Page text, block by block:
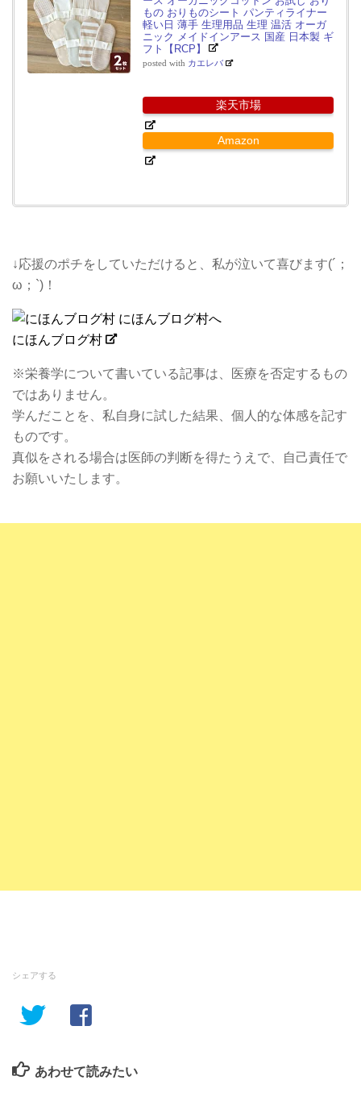
もの おりものシート パンティライナー
軽い日 薄手 生理用品 生理 温活 オーガ
ニック メイドインアース 国産 日本製 ギ
フト【RCP】
posted with カエレバ
楽天市場
Amazon
↓応援のポチをしていただけると、私が泣いて喜びます(´；
ω；`)！
にほんブログ村
※栄養学について書いている記事は、医療を否定するもの
ではありません。
学んだことを、私自身に試した結果、個人的な体感を記す
ものです。
真似をされる場合は医師の判断を得たうえで、自己責任で
お願いいたします。
シェアする
あわせて読みたい